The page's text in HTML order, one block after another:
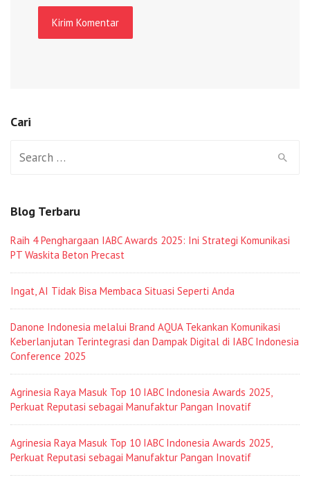
Cari
Blog Terbaru
Raih 4 Penghargaan IABC Awards 2025: Ini Strategi Komunikasi
PT Waskita Beton Precast
Ingat, AI Tidak Bisa Membaca Situasi Seperti Anda
Danone Indonesia melalui Brand AQUA Tekankan Komunikasi
Keberlanjutan Terintegrasi dan Dampak Digital di IABC Indonesia
Conference 2025
Agrinesia Raya Masuk Top 10 IABC Indonesia Awards 2025,
Perkuat Reputasi sebagai Manufaktur Pangan Inovatif
Agrinesia Raya Masuk Top 10 IABC Indonesia Awards 2025,
Perkuat Reputasi sebagai Manufaktur Pangan Inovatif